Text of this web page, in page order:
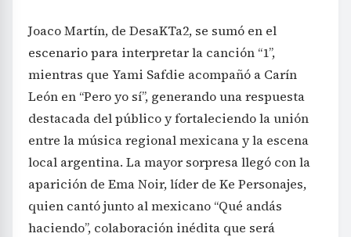
Joaco Martín, de DesaKTa2, se sumó en el
escenario para interpretar la canción “1”,
mientras que Yami Safdie acompañó a Carín
León en “Pero yo sí”, generando una respuesta
destacada del público y fortaleciendo la unión
entre la música regional mexicana y la escena
local argentina. La mayor sorpresa llegó con la
aparición de Ema Noir, líder de Ke Personajes,
quien cantó junto al mexicano “Qué andás
haciendo”, colaboración inédita que será